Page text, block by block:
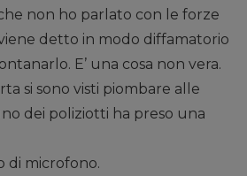
non ho parlato con le forze
detto in modo diffamatorio
E’ una cosa non vera.
si sono visti piombare alle
dei poliziotti ha preso una
di microfono.